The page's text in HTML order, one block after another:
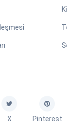
X Pinterest